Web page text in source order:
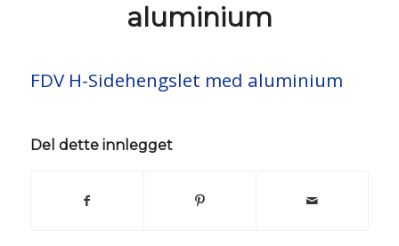
aluminium
FDV H-Sidehengslet med aluminium
Del dette innlegget